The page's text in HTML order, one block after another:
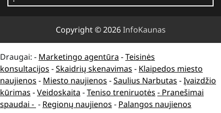
Copyright © 2026InfoKaunas
Draugai: - Marketingo agentūra -Teisinės
konsultacijos -Skaidrių skenavimas - Klaipedos miesto
naujienos - Miesto naujienos -Saulius Narbutas -Įvaizdžio
kūrimas -Veidoskaita -Teniso treniruotės - Pranešimai
spaudai - - Regionų naujienos - Palangos naujienos